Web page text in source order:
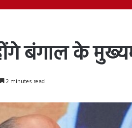
बंगाल के
2 minutes read